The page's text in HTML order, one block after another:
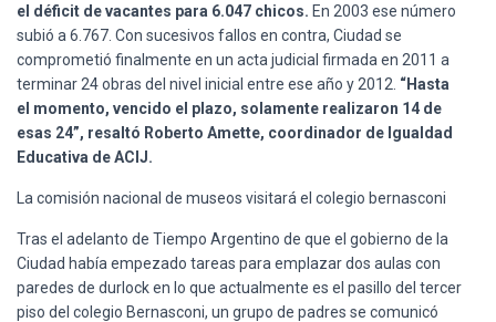
el déficit de vacantes para 6.047 chicos. En 2003 ese número
subió a 6.767. Con sucesivos fallos en contra, Ciudad se
comprometió finalmente en un acta judicial firmada en 2011 a
terminar 24 obras del nivel inicial entre ese año y 2012. “Hasta
el momento, vencido el plazo, solamente realizaron 14 de
esas 24”, resaltó Roberto Amette, coordinador de Igualdad
Educativa de ACIJ.
La comisión nacional de museos visitará el colegio bernasconi
Tras el adelanto de Tiempo Argentino de que el gobierno de la
Ciudad había empezado tareas para emplazar dos aulas con
paredes de durlock en lo que actualmente es el pasillo del tercer
piso del colegio Bernasconi, un grupo de padres se comunicó